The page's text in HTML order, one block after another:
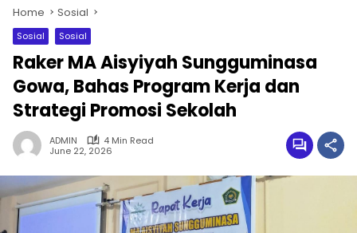
Home Sosial
Sosial Sosial
Raker MA Aisyiyah Sungguminasa
Gowa, Bahas Program Kerja dan
Strategi Promosi Sekolah
ADMIN
4 Min Read
June 22, 2026